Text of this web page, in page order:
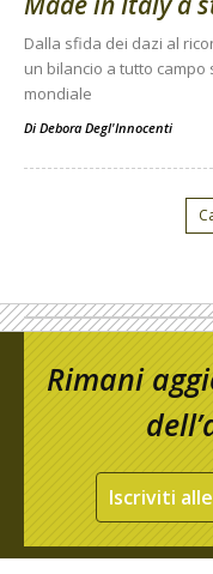
Dalla sfida dei dazi al
un bilancio a tutto
mondiale
Di Debora Degl'Innocenti
Rimani
Iscriviti